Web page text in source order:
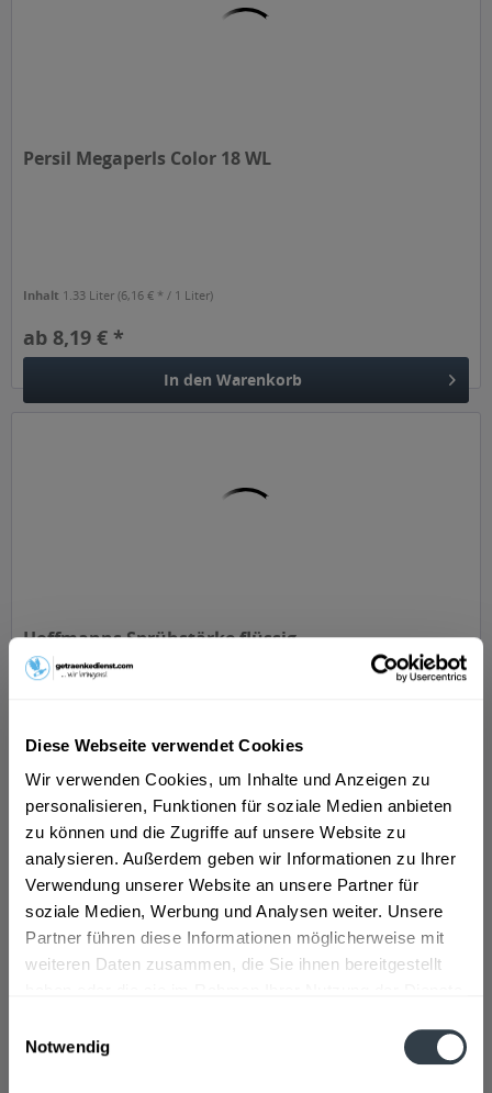
Diese Webseite verwendet Cookies
Wir verwenden Cookies, um Inhalte und Anzeigen zu
personalisieren, Funktionen für soziale Medien anbieten
zu können und die Zugriffe auf unsere Website zu
analysieren. Außerdem geben wir Informationen zu Ihrer
Verwendung unserer Website an unsere Partner für
soziale Medien, Werbung und Analysen weiter. Unsere
Partner führen diese Informationen möglicherweise mit
weiteren Daten zusammen, die Sie ihnen bereitgestellt
Notwendig
Persil Megaperls Color 18 WL
Inhalt 1.33 Liter(6,16 € * / 1 Liter)
ab 8,19 € *
In den Warenkorb
Hoffmanns Sprühstärke flüssig
Inhalt0.5 Liter(7,38 € * / 1 Liter)
ab 3,69 € *
In den Warenkorb